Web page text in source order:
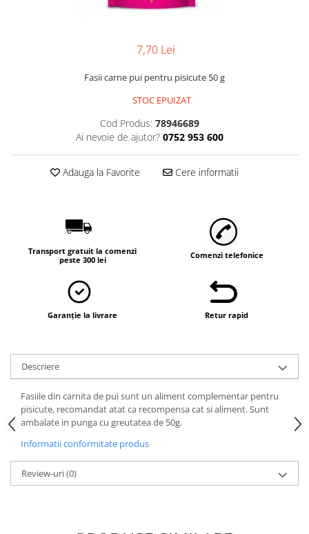
7,70 Lei
Fasii carne pui pentru pisicute 50 g
STOC EPUIZAT
Cod Produs: 78946689
Ai nevoie de ajutor? 0752 953 600
Adauga la Favorite Cere informatii
Transport gratuit la comenzi
peste 300 lei
Comenzi telefonice
Garanție la livrare Retur rapid
Descriere
Fasiile din carnita de pui sunt un aliment complementar pentru
pisicute, recomandat atat ca recompensa cat si aliment. Sunt
ambalate in punga cu greutatea de 50g.
Informatii conformitate produs
Review-uri(0)